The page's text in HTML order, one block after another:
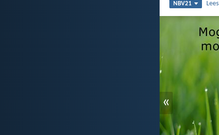
NBV21 Lees
«